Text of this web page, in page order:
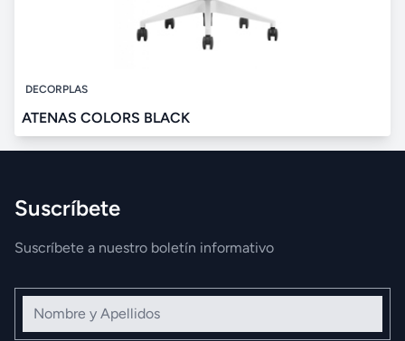
DECORPLAS
ATENAS COLORS BLACK
Suscríbete
Suscríbete a nuestro boletín informativo
Nombre y Apellidos